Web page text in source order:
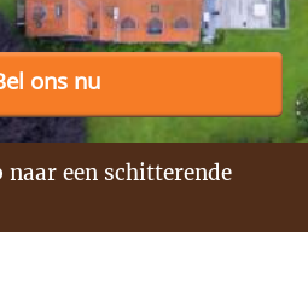
ons nu
naar een schitterende